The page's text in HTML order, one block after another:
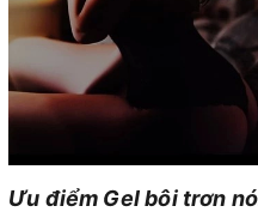
Ưu điểm Gel bôi trơn